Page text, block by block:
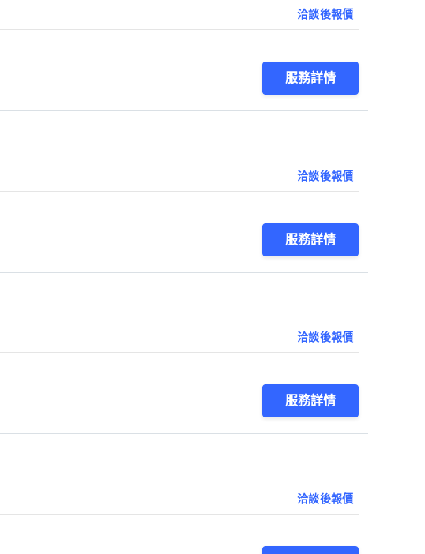
洽談後報價
服務詳情
洽談後報價
服務詳情
洽談後報價
服務詳情
洽談後報價